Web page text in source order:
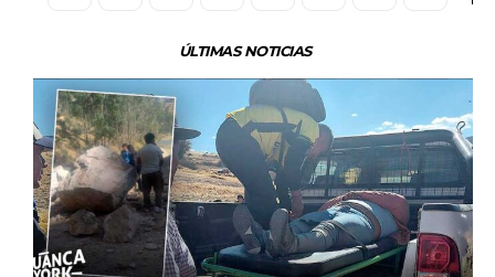
ÚLTIMAS NOTICIAS